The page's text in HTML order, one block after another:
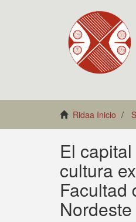
Ridaa Inicio
El
cultura
Facultad